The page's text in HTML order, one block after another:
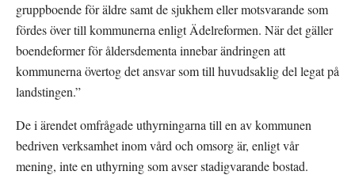
gruppboende för äldre samt de sjukhem eller motsvarande som
fördes över till kommunerna enligt Ädelreformen. När det gäller
boendeformer för åldersdementa innebar ändringen att
kommunerna övertog det ansvar som till huvudsaklig del legat på
landstingen.”
De i ärendet omfrågade uthyrningarna till en av kommunen
bedriven verksamhet inom vård och omsorg är, enligt vår
mening, inte en uthyrning som avser stadigvarande bostad.